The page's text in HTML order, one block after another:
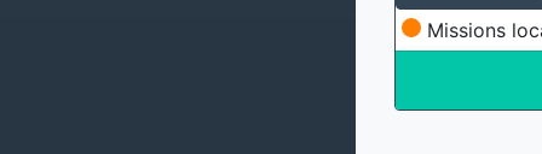
Missions